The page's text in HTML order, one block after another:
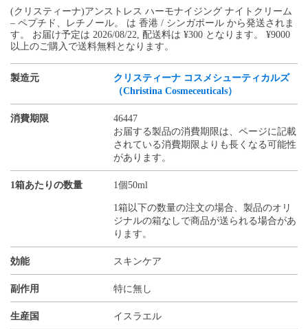
(クリスティーナ)アンストレス ハーモナイジング ナイトクリーム
– ペプチド、レチノール。 は 香港 / シンガポール から発送されま
す。 お届け予定は 2026/08/22, 配送料は ¥300 となります。 ¥9000
以上のご購入で送料無料となります。
製造元
クリスティーナ コスメシューティカルズ
（Christina Cosmeceuticals）
消費期限
46447
お届する製品の消費期限は、ページに記載
されている消費期限よりも長くなる可能性
があります。
1箱あたりの数量 1個50ml
1箱以下の数量の注文の場合、製品のオリ
ジナルの箱なしで商品が送られる場合があ
ります。
効能 スキンケア
副作用 特に無し
生産国 イスラエル